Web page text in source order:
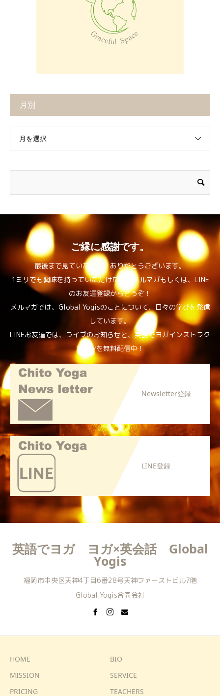
月別
月を選択
ご縁に感謝です。
最後まで見ていただき、ありがとうございます。
1ミリでも興味を持っていただけたら、メルマガもしくは、LINE
のお友達登録からどうぞ！
メルマガでは、Global Yogisのことについて、日々の学びを発信
しています。
LINEお友達では、ライブのお知らせと、英語でヨガインストラク
ションを無料配信中！
Newsletter登録
LINE登録
英語でヨガ ヨガ×英会話 Global
Yogis
福岡市中央区天神4丁目6番28号天神ファーストビル7階
Global Yogis合同会社
HOME
BIO
MISSION
SERVICE
PRICING
TEACHERS